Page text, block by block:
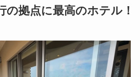
の拠点に最高のホテル！